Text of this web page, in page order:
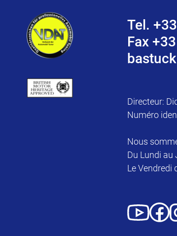
Tel.
Fax
Directeur:
Numéro
Nous
Du Lundi au
Le Vendredi